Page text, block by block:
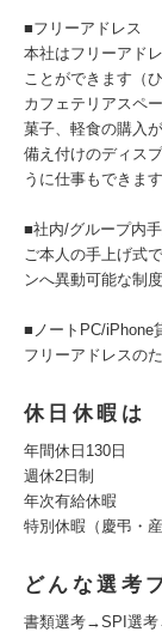
■フリーアドレス
本社はフリーアド
ことができます（
カフェテリアスペ
菓子、軽食の購入が
備え付けのディス
うに仕事もできます
■社内/グループ内
ご本人の手上げ式
ンへ異動可能な制
■ノートPC/iPhone
フリーアドレスの
休日休暇は
年間休日130日
週休2日制
年次有給休暇
特別休暇（慶弔・
どんな選考
書類選考→SPI選考